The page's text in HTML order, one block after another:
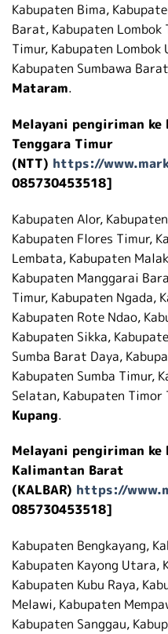
Kabupaten Bima,
Barat, Kabupaten Lombok
Timur, Kabupaten
Kabupaten Sumbawa
Mataram.
Melayani pengiriman
Tenggara Timur
(NTT) https://
085730453518]
Kabupaten Alor,
Kabupaten Flores Timur,
Lembata, Kabupaten
Kabupaten Manggarai
Timur, Kabupaten Ngada,
Kabupaten Rote Ndao,
Kabupaten Sikka,
Sumba Barat Daya,
Kabupaten Sumba Timur,
Selatan, Kabupaten Timor
Kupang.
Melayani pengiriman
Kalimantan Barat
(KALBAR) https://
085730453518]
Kabupaten Bengkayang,
Kabupaten Kayong Utara,
Kabupaten Kubu Raya,
Melawi, Kabupaten
Kabupaten Sanggau,